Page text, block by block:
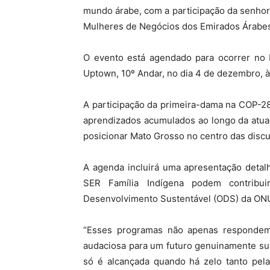
mundo árabe, com a participação da
Mulheres de Negócios dos Emirados
O evento está agendado para ocorrer
Uptown, 10º Andar, no dia 4 de dezembro,
A participação da primeira-dama na COP-
aprendizados acumulados ao longo da
posicionar Mato Grosso no centro das
A agenda incluirá uma apresentação
SER Família Indígena podem
Desenvolvimento Sustentável (ODS) da
“Esses programas não apenas
audaciosa para um futuro genuinamente
só é alcançada quando há zelo tanto